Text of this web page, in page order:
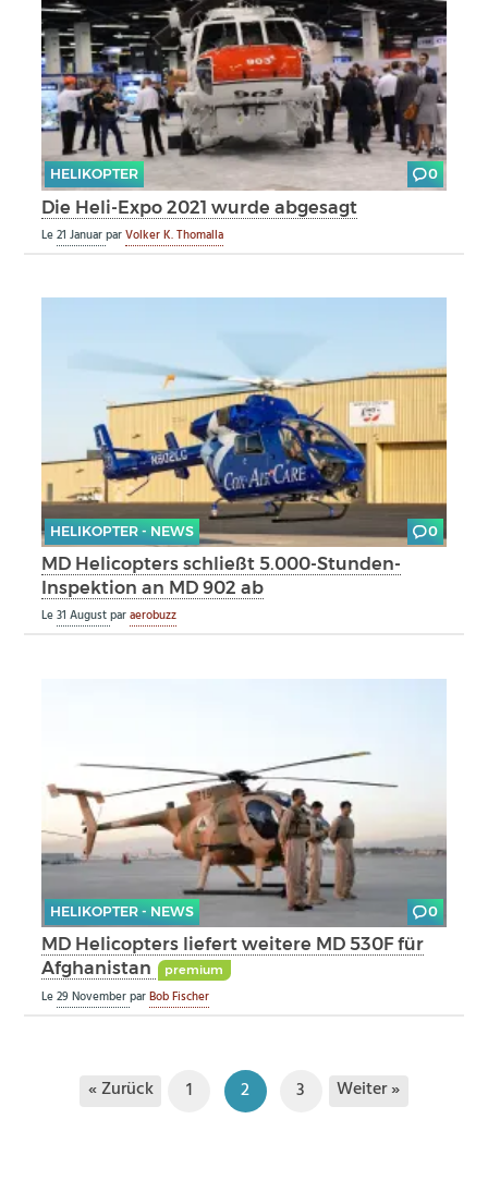
HELIKOPTER 0
Die Heli-Expo 2021 wurde abgesagt
Le21 JanuarparVolker K. Thomalla
HELIKOPTER - NEWS 0
MD Helicopters schließt 5.000-Stunden-
Inspektion an MD 902 ab
Le31 Augustparaerobuzz
HELIKOPTER - NEWS 0
MD Helicopters liefert weitere MD 530F für
Afghanistan
premium
Le29 NovemberparBob Fischer
« Zurück 1 2 3 Weiter »